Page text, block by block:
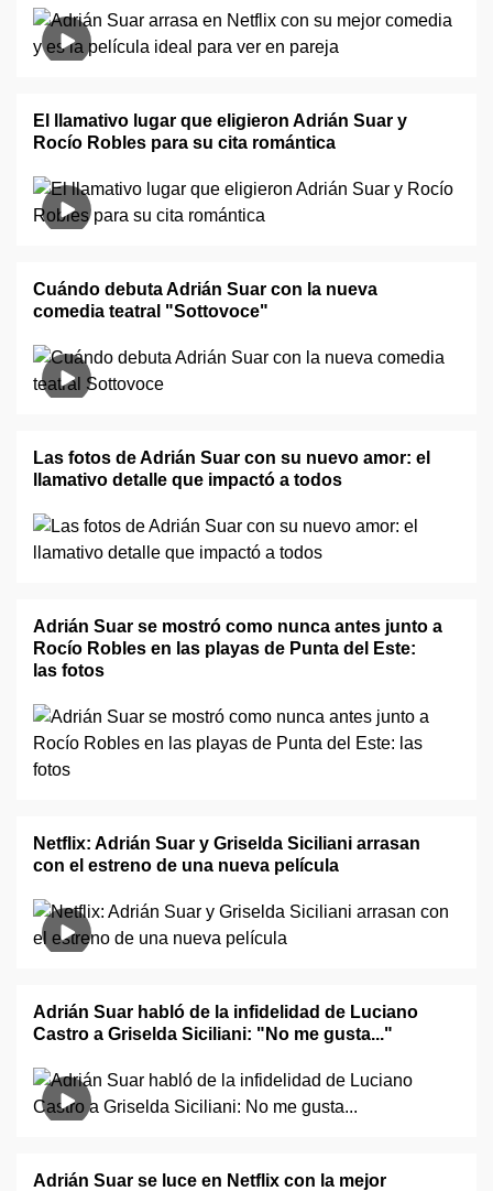
El llamativo lugar que eligieron Adrián Suar y
Rocío Robles para su cita romántica
Cuándo debuta Adrián Suar con la nueva
comedia teatral "Sottovoce"
Las fotos de Adrián Suar con su nuevo amor: el
llamativo detalle que impactó a todos
Adrián Suar se mostró como nunca antes junto a
Rocío Robles en las playas de Punta del Este:
las fotos
Netflix: Adrián Suar y Griselda Siciliani arrasan
con el estreno de una nueva película
Adrián Suar habló de la infidelidad de Luciano
Castro a Griselda Siciliani: "No me gusta..."
Adrián Suar se luce en Netflix con la mejor